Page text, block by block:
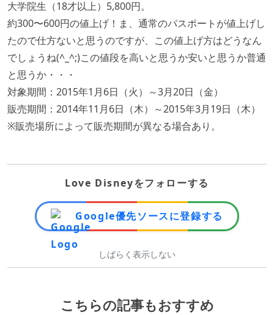
大学院生（18才以上）5,800円。
約300〜600円の値上げ！ま、通常のパスポートが値上げし
たので仕方ないと思うのですが、この値上げ方はどうなん
でしょうね(^_^;)この値段を高いと思うか安いと思うか普通
と思うか・・・
対象期間：2015年1月6日（火）～3月20日（金）
販売期間：2014年11月6日（木）～2015年3月19日（木）
※販売場所によって販売期間が異なる場合あり。
Love Disneyをフォローする
Google優先ソースに登録する
しばらく表示しない
こちらの記事もおすすめ